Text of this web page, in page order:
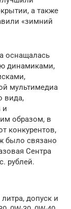
а также
«зимний
оснащалась
динамиками,
мультимедиа
вида,
и
образом, в
конкурентов,
было связано
Сентра
рублей.
допуск и